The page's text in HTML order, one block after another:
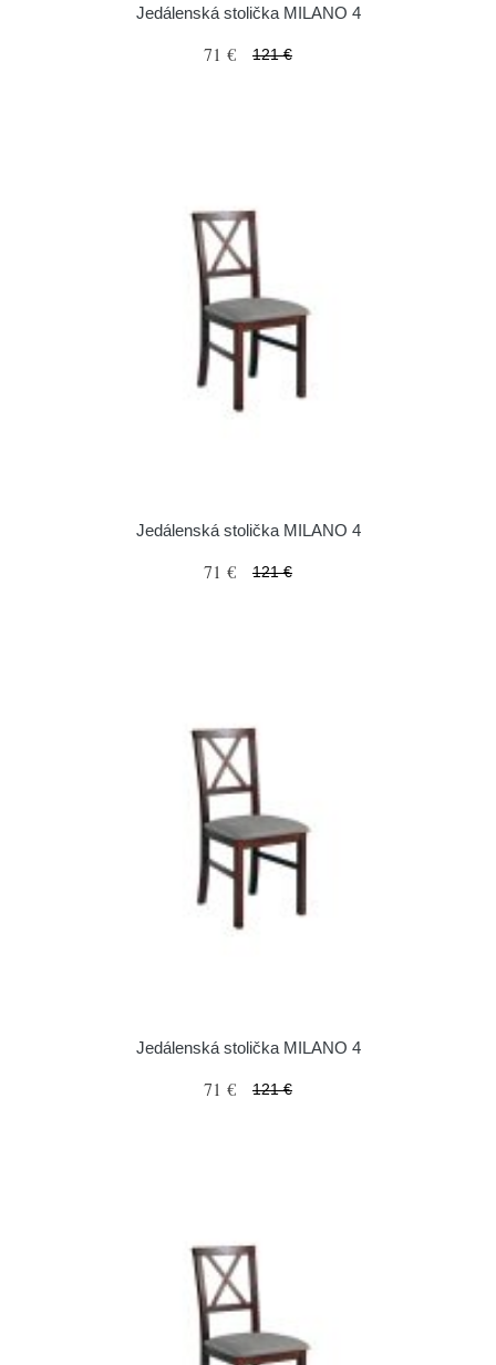
Jedálenská stolička MILANO 4
71 € 121 €
Jedálenská stolička MILANO 4
71 € 121 €
Jedálenská stolička MILANO 4
71 € 121 €